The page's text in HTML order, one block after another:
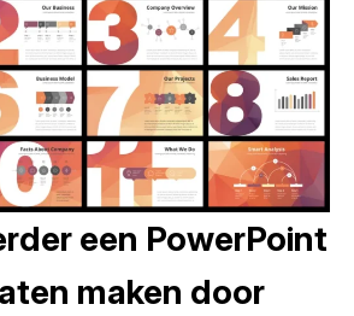
een PowerPoint
maken door